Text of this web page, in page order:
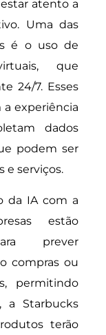
atento a
Uma das
é o uso de
que
24/7. Esses
a experiência
dados
podem ser
e serviços.
da IA com a
estão
prever
compras ou
permitindo
a Starbucks
terão